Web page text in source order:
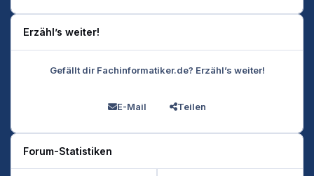
Erzähl’s weiter!
Gefällt dir Fachinformatiker.de? Erzähl’s weiter!
E-Mail Teilen
Forum-Statistiken